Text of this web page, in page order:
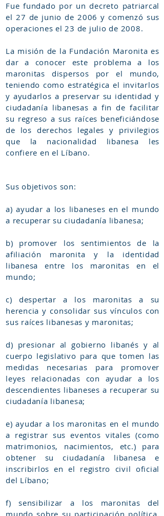
Fue fundado por un decreto patriarcal
el 27 de junio de 2006 y comenzó sus
operaciones el 23 de julio de 2008.
La misión de la Fundación Maronita es
dar a conocer este problema a los
maronitas dispersos por el mundo,
teniendo como estratégica el invitarlos
y ayudarlos a preservar su identidad y
ciudadanía libanesas a fin de facilitar
su regreso a sus raíces beneficiándose
de los derechos legales y privilegios
que la nacionalidad libanesa les
confiere en el Líbano.
Sus objetivos son:
a) ayudar a los libaneses en el mundo
a recuperar su ciudadanía libanesa;
b) promover los sentimientos de la
afiliación maronita y la identidad
libanesa entre los maronitas en el
mundo;
c) despertar a los maronitas a su
herencia y consolidar sus vínculos con
sus raíces libanesas y maronitas;
d) presionar al gobierno libanés y al
cuerpo legislativo para que tomen las
medidas necesarias para promover
leyes relacionadas con ayudar a los
descendientes libaneses a recuperar su
ciudadanía libanesa;
e) ayudar a los maronitas en el mundo
a registrar sus eventos vitales (como
matrimonios, nacimientos, etc.) para
obtener su ciudadanía libanesa e
inscribirlos en el registro civil oficial
del Líbano;
f) sensibilizar a los maronitas del
mundo sobre su participación política,